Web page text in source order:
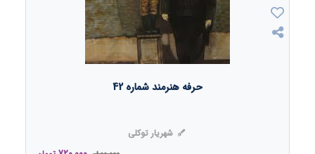
حرفه هنرمند شماره 42
شهریار توکلی